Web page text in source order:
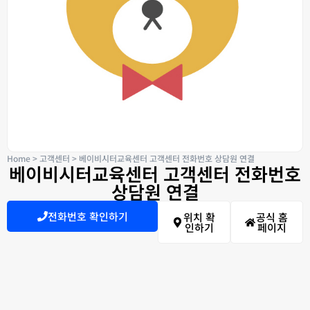
Home>고객센터 > 베이비시터교육센터 고객센터 전화번호 상담원 연결
베이비시터교육센터 고객센터 전화번호
상담원 연결
전화번호 확인하기 위치 확
인하기
공식 홈
페이지